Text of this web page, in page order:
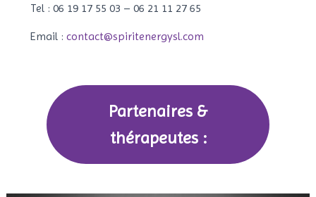
Tel : 06 19 17 55 03 – 06 21 11 27 65
Email :contact@spiritenergysl.com
Partenaires &
thérapeutes :